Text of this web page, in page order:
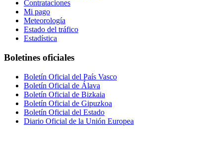
Contrataciones
Mi pago
Meteorología
Estado del tráfico
Estadística
Boletines oficiales
Boletín Oficial del País Vasco
Boletín Oficial de Álava
Boletín Oficial de Bizkaia
Boletín Oficial de Gipuzkoa
Boletín Oficial del Estado
Diario Oficial de la Unión Europea